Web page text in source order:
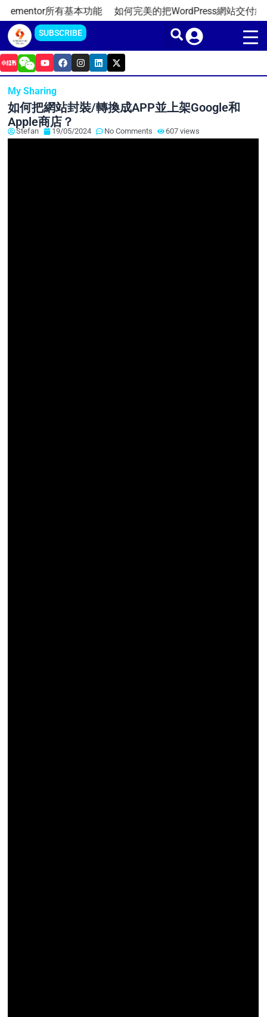
Skip
content
所有基本功能 如何完美的把WordPress網站交付給客戶?
SUBSCRIBE
Y
o
u
u
b
e
F
a
c
o
o
k
I
n
s
g
r
m
L
i
n
d
i
X
-
t
t
t
r
My Sharing
如何把網站封裝/轉換成APP並上架Google和
Apple商店？
Stefan 19/05/2024 No Comments 607 views